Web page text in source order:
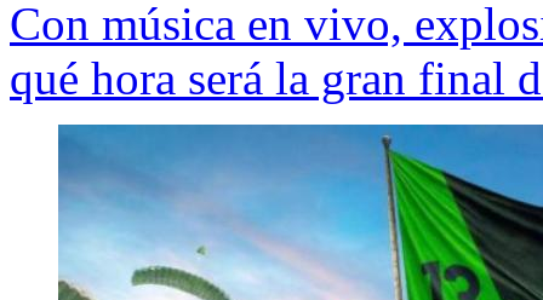
Con música en vivo,
qué hora será la gran final